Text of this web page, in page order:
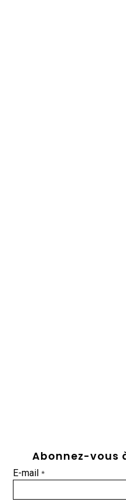
Abonnez-vous
E-mail*